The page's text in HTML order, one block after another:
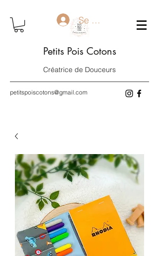
Petits Pois Cotons
Créatrice de Douceurs
petitspoiscotons@gmail.com
Se connecter